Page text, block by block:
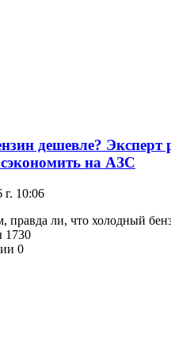
дешевле? Эксперт
на АЗС
г. 10:06
правда ли, что холодный
1730
0